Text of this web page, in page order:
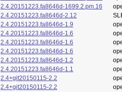
2.4.20151223.fa8646d-1699.2.pm.16
2.4.20151223.fa8646d-2.12
2.4.20151223.fa8646d-1.9
2.4.20151223.fa8646d-1.6
2.4.20151223.fa8646d-1.6
2.4.20151223.fa8646d-1.6
2.4.20151223.fa8646d-1.2
2.4.20151223.fa8646d-1.1
2.4+git20150115-2.2
2.4+git20150115-2.2